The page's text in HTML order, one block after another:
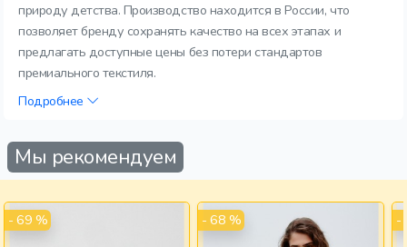
природу детства. Производство находится в России, что
позволяет бренду сохранять качество на всех этапах и
предлагать доступные цены без потери стандартов
премиального текстиля.
Подробнее
Мы рекомендуем
- 69 % - 68 % -